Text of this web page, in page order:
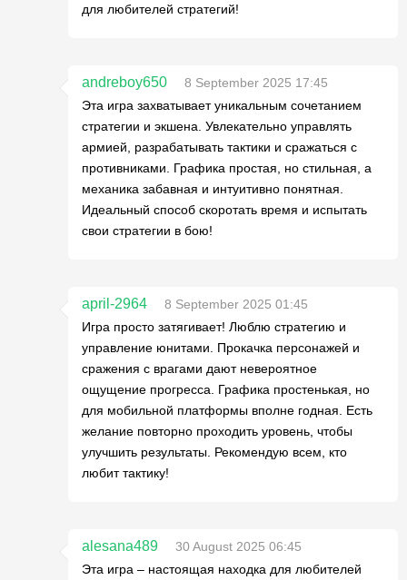
для любителей стратегий!
andreboy650
8 September 2025 17:45
Эта игра захватывает уникальным сочетанием
стратегии и экшена. Увлекательно управлять
армией, разрабатывать тактики и сражаться с
противниками. Графика простая, но стильная, а
механика забавная и интуитивно понятная.
Идеальный способ скоротать время и испытать
свои стратегии в бою!
april-2964
8 September 2025 01:45
Игра просто затягивает! Люблю стратегию и
управление юнитами. Прокачка персонажей и
сражения с врагами дают невероятное
ощущение прогресса. Графика простенькая, но
для мобильной платформы вполне годная. Есть
желание повторно проходить уровень, чтобы
улучшить результаты. Рекомендую всем, кто
любит тактику!
alesana489
30 August 2025 06:45
Эта игра – настоящая находка для любителей